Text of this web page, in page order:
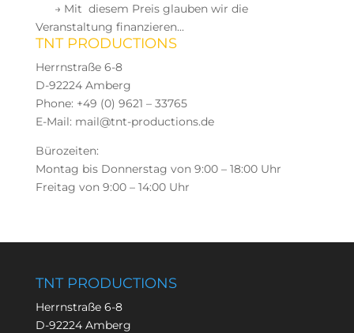
→ Mit diesem Preis glauben wir die
Veranstaltung finanzieren...
TNT PRODUCTIONS
Herrnstraße 6-8
D-92224 Amberg
Phone: +49 (0) 9621 – 33765
E-Mail: mail@tnt-productions.de
Bürozeiten:
Montag bis Donnerstag von 9:00 – 18:00 Uhr
Freitag von 9:00 – 14:00 Uhr
TNT PRODUCTIONS
Herrnstraße 6-8
D-92224 Amberg